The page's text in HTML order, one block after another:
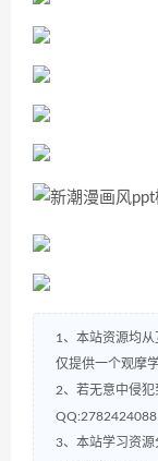
1、本站资源均
仅提供一个观摩
2、若无意中侵犯
QQ:2782424088
3、本站学习资